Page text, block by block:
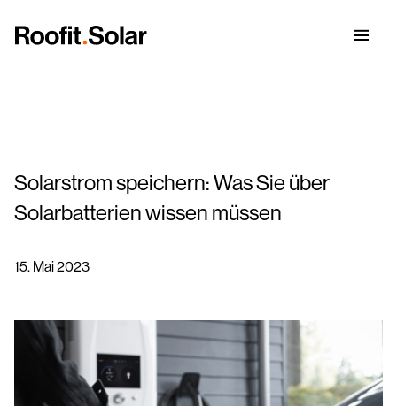
Solardach
Solardach-Modul
Solardach-Installationsservice
Vorteile eines Metalldachs
Datenblätter
Unsere Story
Karriere
Werden Sie Roofit.solar-Partner
Solarstrom speichern: Was Sie über
Solarbatterien wissen müssen
15. Mai 2023